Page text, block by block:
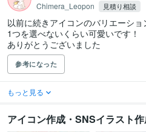
Chimera_Leopon 見積り相談
以前に続きアイコンのバリエーシ
1つを選べないくらい可愛いです！
ありがとうございました
参考になった
もっと見る
アイコン作成・SNSイラスト